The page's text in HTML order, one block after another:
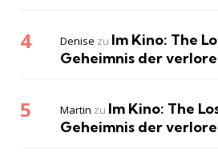
Denise zu Im Kino: The
Geheimnis der
Martin zu Im Kino: The
Geheimnis der